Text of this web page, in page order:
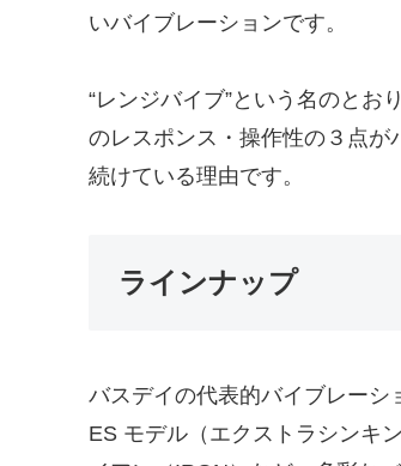
いバイブレーションです。
“レンジバイブ”という名のとお
のレスポンス・操作性の３点が
続けている理由です。
ラインナップ
バスデイの代表的バイブレーシ
ES モデル（エクストラシンキ